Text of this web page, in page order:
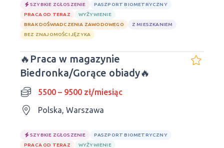
SZYBKIE ZGŁOSZENIE
PASZPORT BIOMETRYCZNY
PRACA OD TERAZ
WYŻYWIENIE
BRAK DOŚWIADCZENIA ZAWODOWEGO
Z MIESZKANIEM
BEZ ZNAJOMOŚCI JĘZYKA
🔥Praca w magazynie
Biedronka/Gorące obiady🔥
5500 – 9500 zł/miesiąc
Polska, Warszawa
SZYBKIE ZGŁOSZENIE
PASZPORT BIOMETRYCZNY
PRACA OD TERAZ
WYŻYWIENIE